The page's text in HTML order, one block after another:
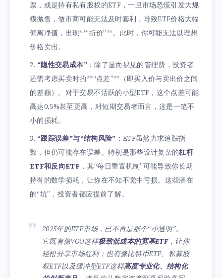
票，或是持有私有股权的ETF，一旦市场恐慌引发大规
模抛售，做市商可能无法及时套利，导致ETF价格大幅
偏离净值，出现**“折价”**。此时，你可能无法以理想
价格卖出。
“隐性交易成本”：除了显而易见的管理费，投资者
还需考虑买卖时的**“点差”**（即买入价与卖出价之间
的差额）。对于交易不活跃的小型ETF，这个点差可能
高达0.5%甚至更高，对短期交易者而言，这是一笔不
小的损耗。
“跟踪误差”与“结构风险” ：ETF虽然力求追踪指
数，但仍可能存在误差。特别是那些设计复杂的杠杆
ETF和反向ETF ，其“每日重置机制”可能导致你长期
持有的数学损耗，让你在不知不觉中亏损。这些潜在
的“坑”，投资者都应提前了解。
2025年的ETF市场，已不再是那个“小透明”。
它既有像VOO这样极致低成本的宽基ETF，让你
轻松分享市场红利；也有像比特币ETF、私募股
权ETF以及缓冲型ETF这样高度专业化、结构化